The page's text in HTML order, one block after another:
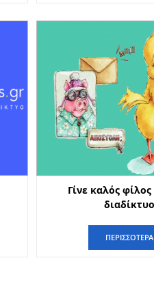
Γίνε καλός
διαδίκτυο
ΠΕΡΙΣΣΟΤΕΡΑ